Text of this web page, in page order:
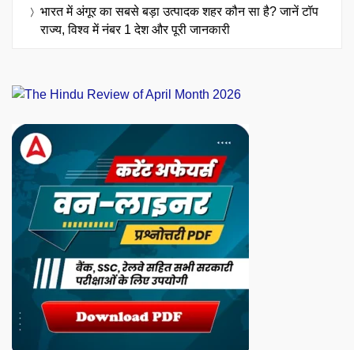
भारत में अंगूर का सबसे बड़ा उत्पादक शहर कौन सा है? जानें टॉप
राज्य, विश्व में नंबर 1 देश और पूरी जानकारी